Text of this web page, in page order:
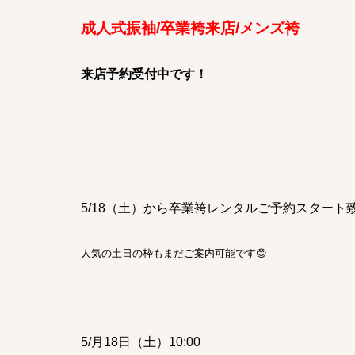
成人式振袖/卒業袴来店/メンズ袴
来店予約受付中です！
5/18（土）から卒業袴レンタルご予約スタート
人気の土日の枠もまだご案内可能です😊
5/月18日（土）10:00